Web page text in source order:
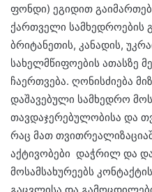
ფონდი) ეგიდით
ქართველი სამხედროების
ბრიტანეთის, კანადის,
სახელმწიფოების ათასზე
ჩაერთვება. ღონისძიება
დაშავებული სამხედრო
თავდაჯერებულობისა და
რაც მათ
აქტივობები დაჭრილ და
მოსამსახურეებს
გაცვლისა და